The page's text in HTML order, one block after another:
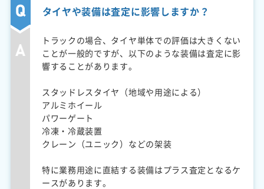
タイヤや装備は査定に影響しますか？
トラックの場合、タイヤ単体での評価は大きくない
ことが一般的ですが、以下のような装備は査定に影
響することがあります。
スタッドレスタイヤ（地域や用途による）
アルミホイール
パワーゲート
冷凍・冷蔵装置
クレーン（ユニック）などの架装
特に業務用途に直結する装備はプラス査定となるケ
ースがあります。